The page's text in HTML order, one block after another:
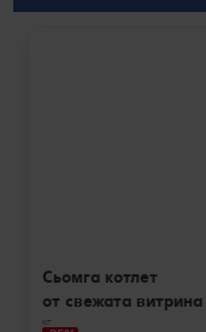
Сьомга котлет
от свежата витрина
кг